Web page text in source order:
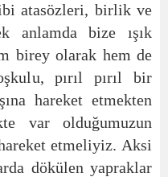
atasözleri, birlik ve
anlamda bize ışık
birey olarak hem de
pırıl pırıl bir
hareket etmekten
var olduğumuzun
etmeliyiz. Aksi
dökülen yapraklar